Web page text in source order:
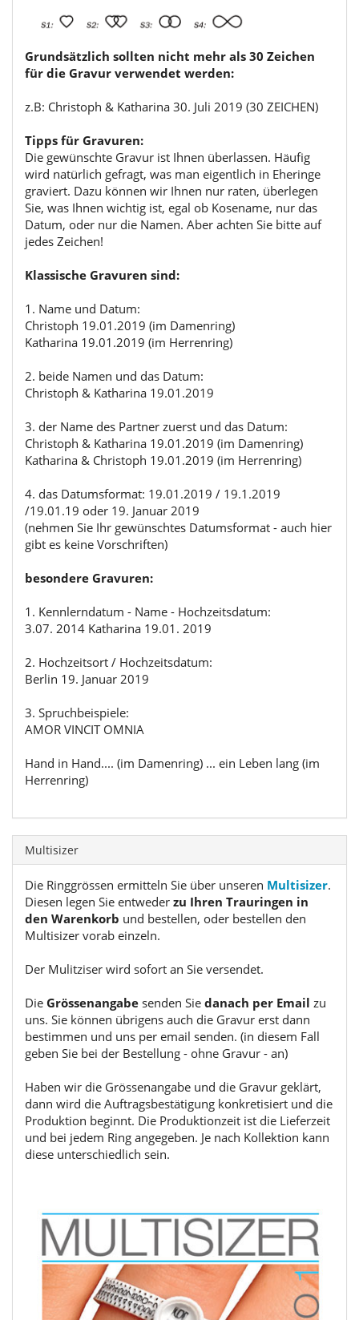
Grundsätzlich sollten nicht mehr als 30 Zeichen
für die Gravur verwendet werden:
z.B: Christoph & Katharina 30. Juli 2019 (30 ZEICHEN)
Tipps für Gravuren:
Die gewünschte Gravur ist Ihnen überlassen. Häufig
wird natürlich gefragt, was man eigentlich in Eheringe
graviert. Dazu können wir Ihnen nur raten, überlegen
Sie, was Ihnen wichtig ist, egal ob Kosename, nur das
Datum, oder nur die Namen. Aber achten Sie bitte auf
jedes Zeichen!
Klassische Gravuren sind:
1. Name und Datum:
Christoph 19.01.2019 (im Damenring)
Katharina 19.01.2019 (im Herrenring)
2. beide Namen und das Datum:
Christoph & Katharina 19.01.2019
3. der Name des Partner zuerst und das Datum:
Christoph & Katharina 19.01.2019 (im Damenring)
Katharina & Christoph 19.01.2019 (im Herrenring)
4. das Datumsformat: 19.01.2019 / 19.1.2019
/19.01.19 oder 19. Januar 2019
(nehmen Sie Ihr gewünschtes Datumsformat - auch hier
gibt es keine Vorschriften)
besondere Gravuren:
1. Kennlerndatum - Name - Hochzeitsdatum:
3.07. 2014 Katharina 19.01. 2019
2. Hochzeitsort / Hochzeitsdatum:
Berlin 19. Januar 2019
3. Spruchbeispiele:
AMOR VINCIT OMNIA
Hand in Hand.... (im Damenring) ... ein Leben lang (im
Herrenring)
Multisizer
Die Ringgrössen ermitteln Sie über unseren Multisizer.
Diesen legen Sie entweder zu Ihren Trauringen in
den Warenkorb und bestellen, oder bestellen den
Multisizer vorab einzeln.
Der Mulitziser wird sofort an Sie versendet.
Die Grössenangabe senden Sie danach per Email zu
uns. Sie können übrigens auch die Gravur erst dann
bestimmen und uns per email senden. (in diesem Fall
geben Sie bei der Bestellung - ohne Gravur - an)
Haben wir die Grössenangabe und die Gravur geklärt,
dann wird die Auftragsbestätigung konkretisiert und die
Produktion beginnt. Die Produktionzeit ist die Lieferzeit
und bei jedem Ring angegeben. Je nach Kollektion kann
diese unterschiedlich sein.